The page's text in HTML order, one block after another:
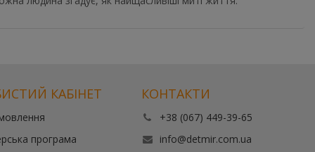
КАБІНЕТ
програма
КОНТАКТИ
+38 (067) 449-39-65
info@detmir.com.ua